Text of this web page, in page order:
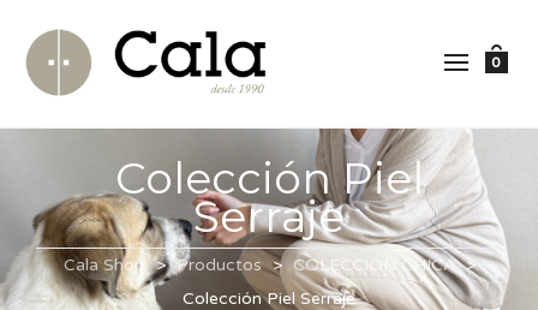
0
Colección Piel
Serraje
Cala Shop > Productos > COLECCIÓN CHICA >
Colección Piel Serraje